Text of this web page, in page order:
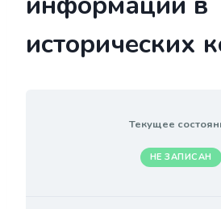
исторических
Текущее
НЕ ЗАПИСАН